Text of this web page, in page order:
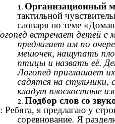
Организационный
тактильной
словаря по теме
встречает детей с
предлагает им по
мешочек, нащупать
птицы и назвать её.
Логопед приглашает
садятся на стульчики,
кладут плоскостные
Подбор слов со
Ребята, я предлагаю у
соревнование. Я